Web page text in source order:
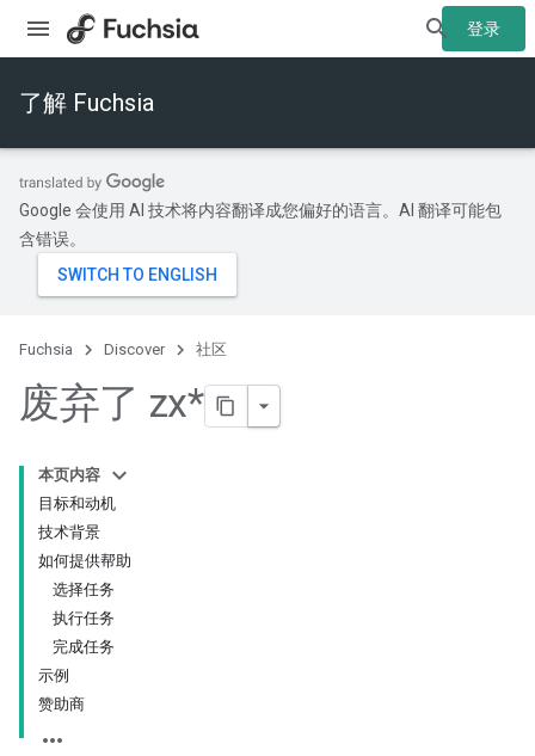
登录
了解 Fuchsia
Google 会使用 AI 技术将内容翻译成您偏好的语言。AI 翻译可能包
含错误。
Fuchsia Discover 社区
废弃了 zx*
本页内容
目标和动机
技术背景
如何提供帮助
选择任务
执行任务
完成任务
示例
赞助商